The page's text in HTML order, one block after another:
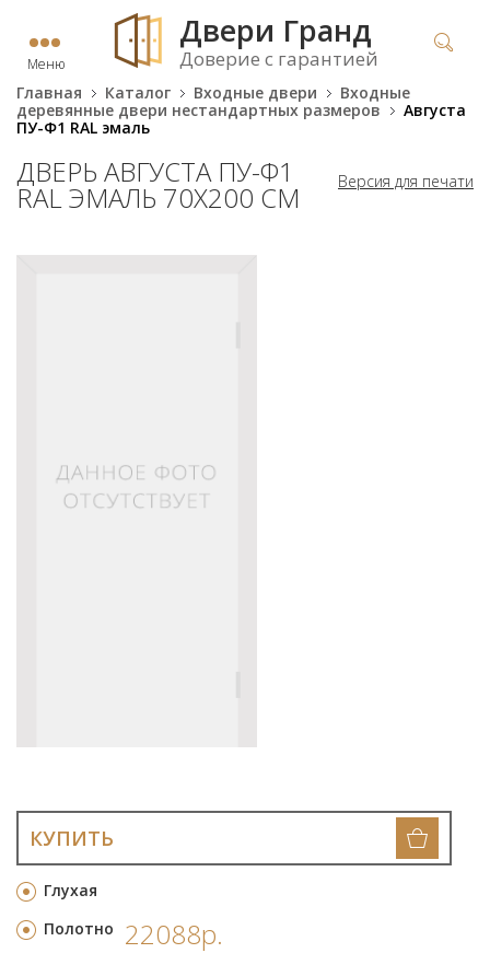
Меню
Двери Гранд
Доверие с гарантией
Главная Каталог Входные двери
Входные
деревянные двери нестандартных размеров
Августа
ПУ-Ф1 RAL эмаль
Версия для печати
ДВЕРЬ АВГУСТА ПУ-Ф1
RAL ЭМАЛЬ 70Х200 СМ
Глухая
КУПИТЬ
Полотно 22088р.